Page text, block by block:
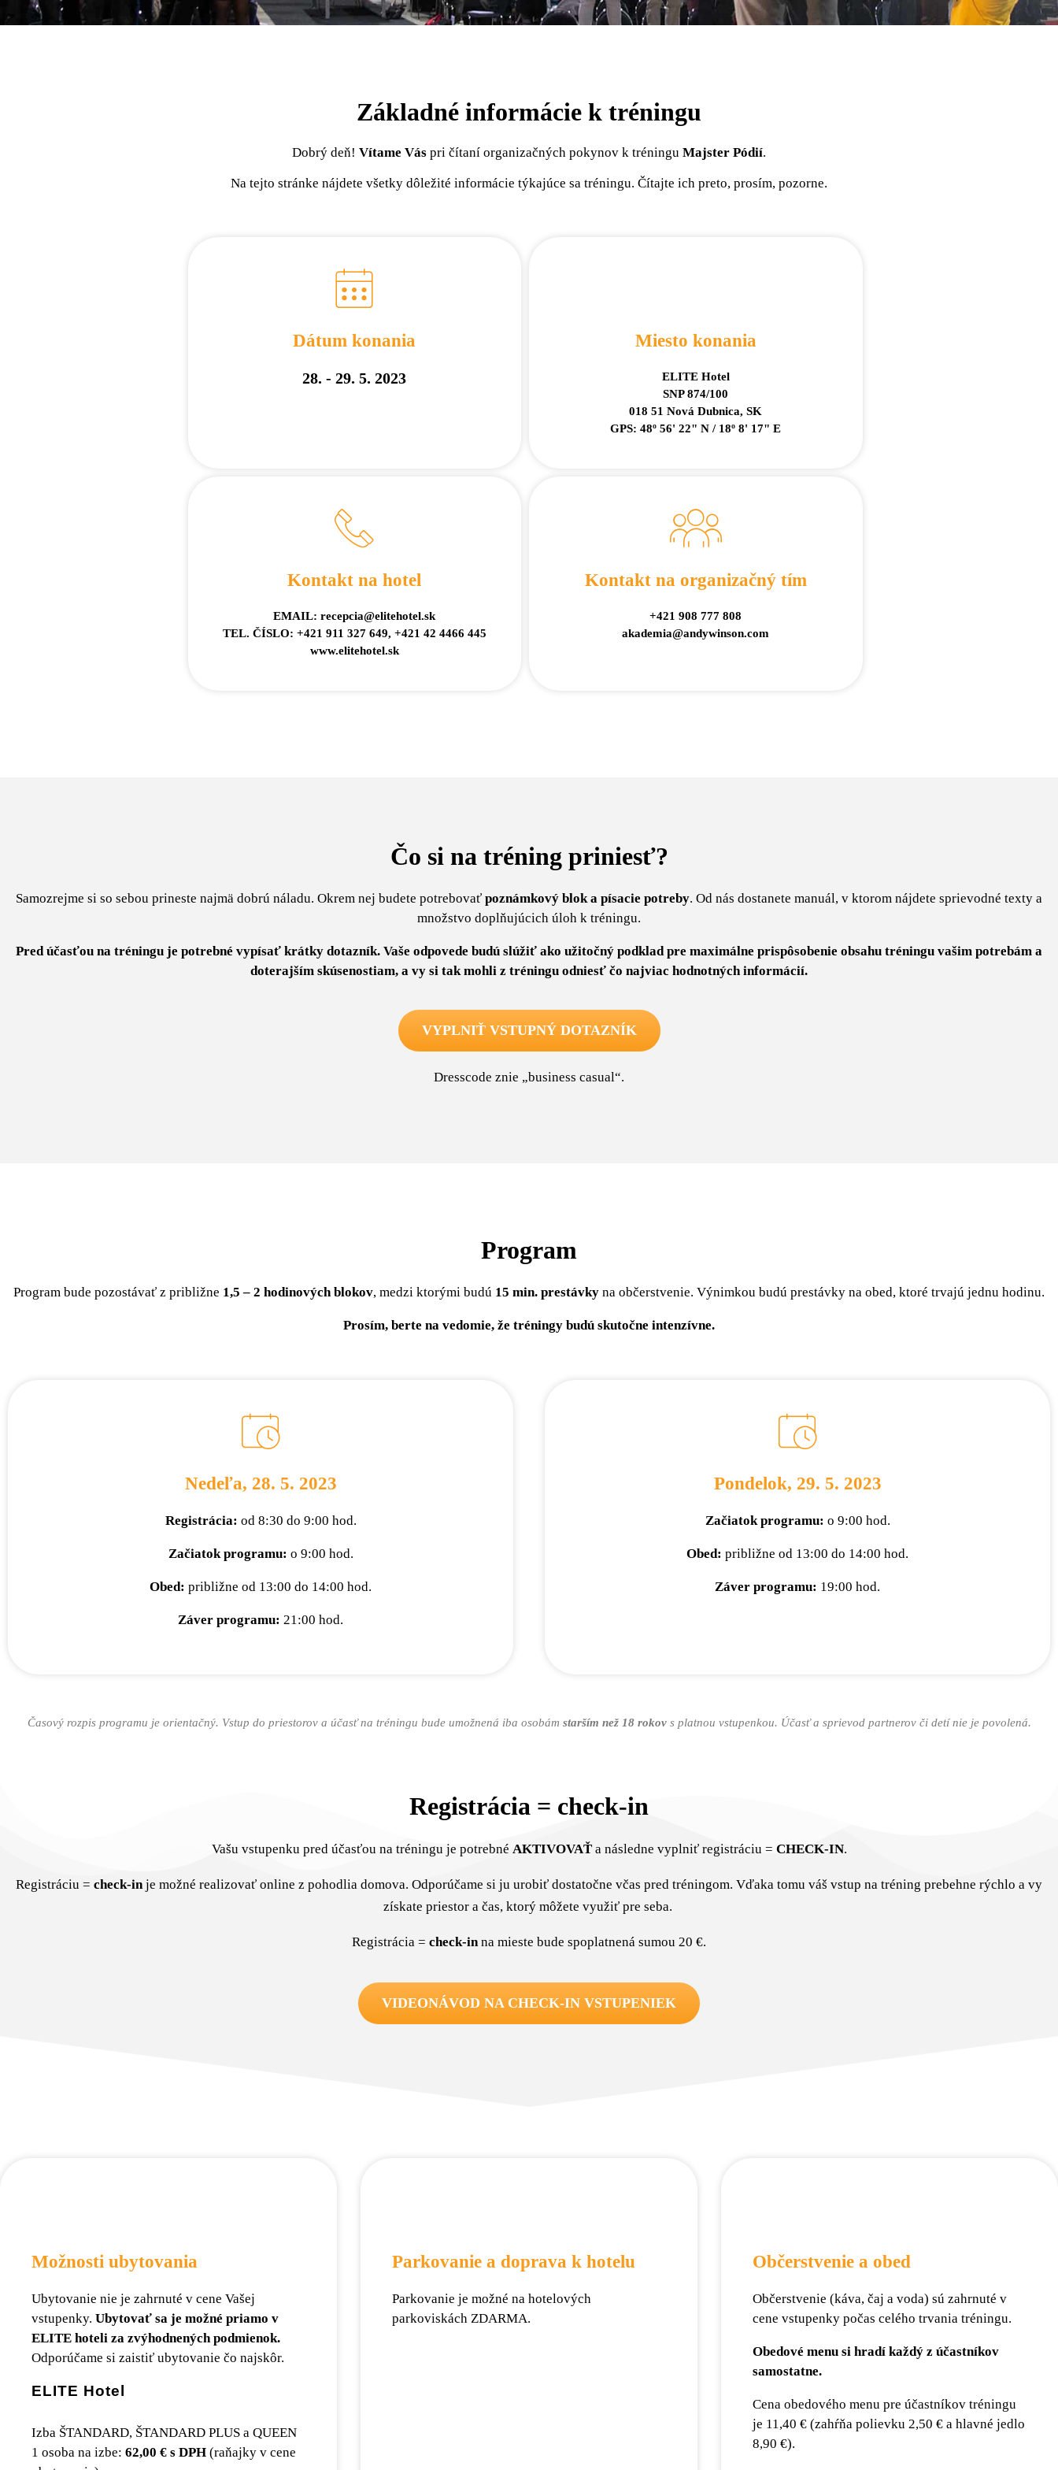
Základné informácie k tréningu
Dobrý deň! Vítame Vás pri čítaní organizačných pokynov k tréningu Majster Pódií.
Na tejto stránke nájdete všetky dôležité informácie týkajúce sa tréningu. Čítajte ich preto, prosím, pozorne.
Dátum konania
28. - 29. 5. 2023
Miesto konania
ELITE Hotel
SNP 874/100
018 51 Nová Dubnica, SK
GPS: 48º 56' 22" N / 18º 8' 17" E
Kontakt na hotel
EMAIL: recepcia@elitehotel.sk
TEL. ČÍSLO: +421 911 327 649, +421 42 4466 445
www.elitehotel.sk
Kontakt na organizačný tím
+421 908 777 808
akademia@andywinson.com
Čo si na tréning priniesť?
Samozrejme si so sebou prineste najmä dobrú náladu. Okrem nej budete potrebovať poznámkový blok a písacie potreby. Od nás dostanete manuál, v ktorom nájdete sprievodné texty a
množstvo doplňujúcich úloh k tréningu.
Pred účasťou na tréningu je potrebné vypísať krátky dotazník. Vaše odpovede budú slúžiť ako užitočný podklad pre maximálne prispôsobenie obsahu tréningu vašim potrebám a
doterajším skúsenostiam, a vy si tak mohli z tréningu odniesť čo najviac hodnotných informácií.
VYPLNIŤ VSTUPNÝ DOTAZNÍK
Dresscode znie „business casual“.
Program
Program bude pozostávať z približne 1,5 – 2 hodinových blokov, medzi ktorými budú 15 min. prestávky na občerstvenie. Výnimkou budú prestávky na obed, ktoré trvajú jednu hodinu.
Prosím, berte na vedomie, že tréningy budú skutočne intenzívne.
Nedeľa, 28. 5. 2023
Registrácia: od 8:30 do 9:00 hod.
Začiatok programu: o 9:00 hod.
Obed: približne od 13:00 do 14:00 hod.
Záver programu: 21:00 hod.
Pondelok, 29. 5. 2023
Začiatok programu: o 9:00 hod.
Obed: približne od 13:00 do 14:00 hod.
Záver programu: 19:00 hod.
Časový rozpis programu je orientačný. Vstup do priestorov a účasť na tréningu bude umožnená iba osobám starším než 18 rokovs platnou vstupenkou. Účasť a sprievod partnerov či detí nie je povolená.
Registrácia = check-in
Vašu vstupenku pred účasťou na tréningu je potrebné AKTIVOVAŤa následne vyplniť registráciu = CHECK-IN.
Registráciu = check-inje možné realizovať online z pohodlia domova. Odporúčame si ju urobiť dostatočne včas pred tréningom. Vďaka tomu váš vstup na tréning prebehne rýchlo a vy
získate priestor a čas, ktorý môžete využiť pre seba.
Registrácia = check-inna mieste bude spoplatnená sumou 20 €.
VIDEONÁVOD NA CHECK-IN VSTUPENIEK
Možnosti ubytovania
Ubytovanie nie je zahrnuté v cene Vašej
vstupenky. Ubytovať sa je možné priamo v
ELITE hoteli za zvýhodnených podmienok.
Odporúčame si zaistiť ubytovanie čo najskôr.
ELITE Hotel
Izba ŠTANDARD, ŠTANDARD PLUS a QUEEN
1 osoba na izbe: 62,00 € s DPH (raňajky v cene
Parkovanie a doprava k hotelu
Parkovanie je možné na hotelových
parkoviskách ZDARMA.
Občerstvenie a obed
Občerstvenie (káva, čaj a voda) sú zahrnuté v
cene vstupenky počas celého trvania tréningu.
Obedové menu si hradí každý z účastníkov
samostatne.
Cena obedového menu pre účastníkov tréningu
je 11,40 € (zahŕňa polievku 2,50 € a hlavné jedlo
8,90 €).